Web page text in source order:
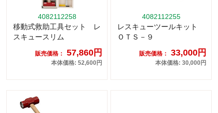
4082112258
移動式救助工具セット レ
スキュースリム
販売価格： 57,860円
本体価格: 52,600円
4082112255
レスキューツールキット
ＯＴＳ－９
販売価格： 33,000円
本体価格: 30,000円